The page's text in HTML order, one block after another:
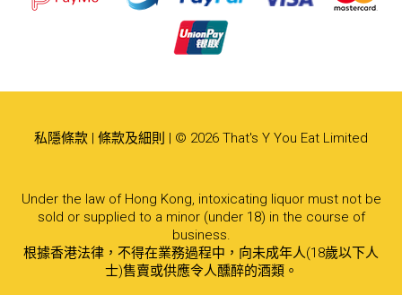
私隱條款 | 條款及細則 | © 2026 That's Y You Eat Limited
Under the law of Hong Kong, intoxicating liquor must not be
sold or supplied to a minor (under 18) in the course of
business.
根據香港法律，不得在業務過程中，向未成年人(18歲以下人
士)售賣或供應令人醺醉的酒類。